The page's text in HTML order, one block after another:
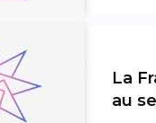
La
au